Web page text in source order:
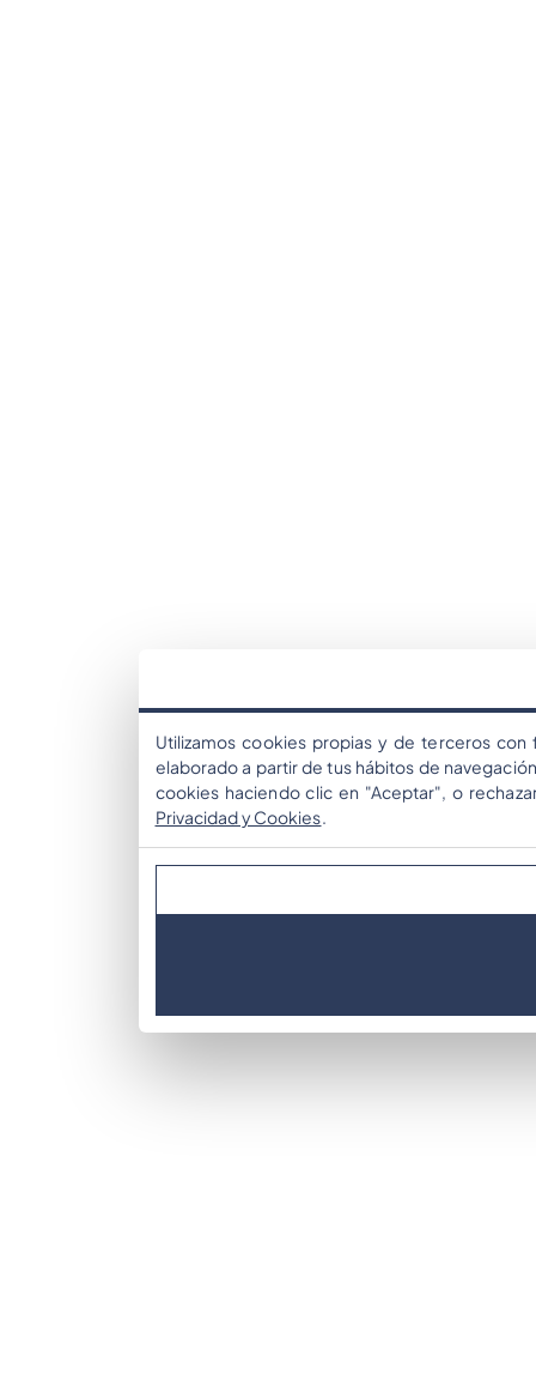
Utilizamos cookies propias y de terceros
elaborado a partir de tus hábitos de
cookies haciendo clic en "Aceptar", o
Privacidad y Cookies